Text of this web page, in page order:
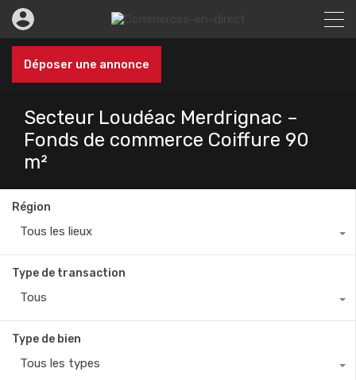
Déposer une annonce
Secteur Loudéac Merdrignac –
Fonds de commerce Coiffure 90
m²
Région
Tous les lieux
Type de transaction
Tous
Type de bien
Tous les types